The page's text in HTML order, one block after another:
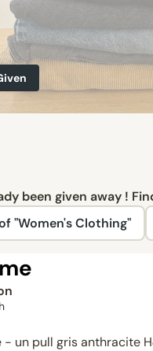
been given away !
"Women's Clothing"
un pull gris anthracite